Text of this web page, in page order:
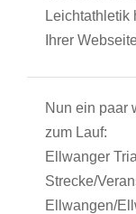
Leichtathletik
Ihrer
Nun ein paar
zum Lauf:
Ellwanger
Strecke/
Ellwangen/